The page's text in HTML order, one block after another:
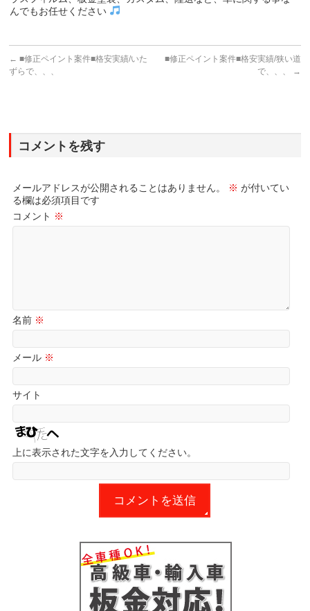
んでもお任せください
← ■修正ペイント案件■格安実績/いた
ずらで、、、
■修正ペイント案件■格安実績/狭い道
で、、、
→
コメントを残す
メールアドレスが公開されることはありません。 ※ が付いてい
る欄は必須項目です
コメント ※
名前 ※
メール ※
サイト
上に表示された文字を入力してください。